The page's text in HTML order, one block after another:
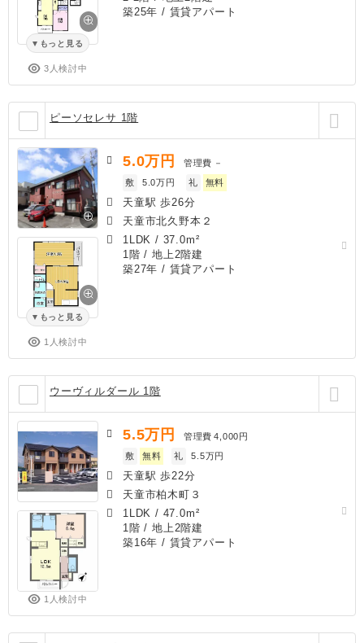
もっと見る
3人検討中
築25年 / 賃貸アパート
ピーソセレサ 1階
もっと見る
1人検討中
5.0万円 管理費 －
敷
5.0万円 礼 無料
天童駅 歩26分
天童市北久野本２
1LDK / 37.0m²
1階 / 地上2階建
築27年 / 賃貸アパート
ウーヴィルダール 1階
1人検討中
5.5万円 管理費 4,000円
敷
無料 礼 5.5万円
天童駅 歩22分
天童市柏木町３
1LDK / 47.0m²
1階 / 地上2階建
築16年 / 賃貸アパート